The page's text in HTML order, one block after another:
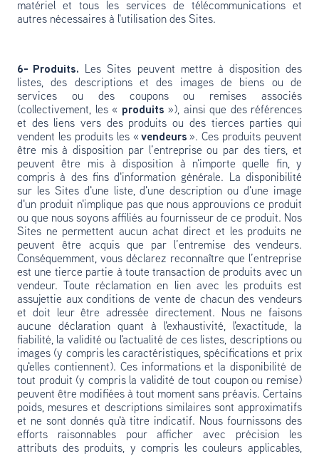
matériel et tous les services de télécommunications et
autres nécessaires à l'utilisation des Sites.
6- Produits. Les Sites peuvent mettre à disposition des
listes, des descriptions et des images de biens ou de
services ou des coupons ou remises associés
(collectivement, les « produits »), ainsi que des références
et des liens vers des produits ou des tierces parties qui
vendent les produits les « vendeurs ». Ces produits peuvent
être mis à disposition par l’entreprise ou par des tiers, et
peuvent être mis à disposition à n'importe quelle fin, y
compris à des fins d'information générale. La disponibilité
sur les Sites d'une liste, d'une description ou d'une image
d'un produit n'implique pas que nous approuvions ce produit
ou que nous soyons affiliés au fournisseur de ce produit. Nos
Sites ne permettent aucun achat direct et les produits ne
peuvent être acquis que par l’entremise des vendeurs.
Conséquemment, vous déclarez reconnaître que l’entreprise
est une tierce partie à toute transaction de produits avec un
vendeur. Toute réclamation en lien avec les produits est
assujettie aux conditions de vente de chacun des vendeurs
et doit leur être adressée directement. Nous ne faisons
aucune déclaration quant à l'exhaustivité, l'exactitude, la
fiabilité, la validité ou l'actualité de ces listes, descriptions ou
images (y compris les caractéristiques, spécifications et prix
qu'elles contiennent). Ces informations et la disponibilité de
tout produit (y compris la validité de tout coupon ou remise)
peuvent être modifiées à tout moment sans préavis. Certains
poids, mesures et descriptions similaires sont approximatifs
et ne sont donnés qu'à titre indicatif. Nous fournissons des
efforts raisonnables pour afficher avec précision les
attributs des produits, y compris les couleurs applicables,